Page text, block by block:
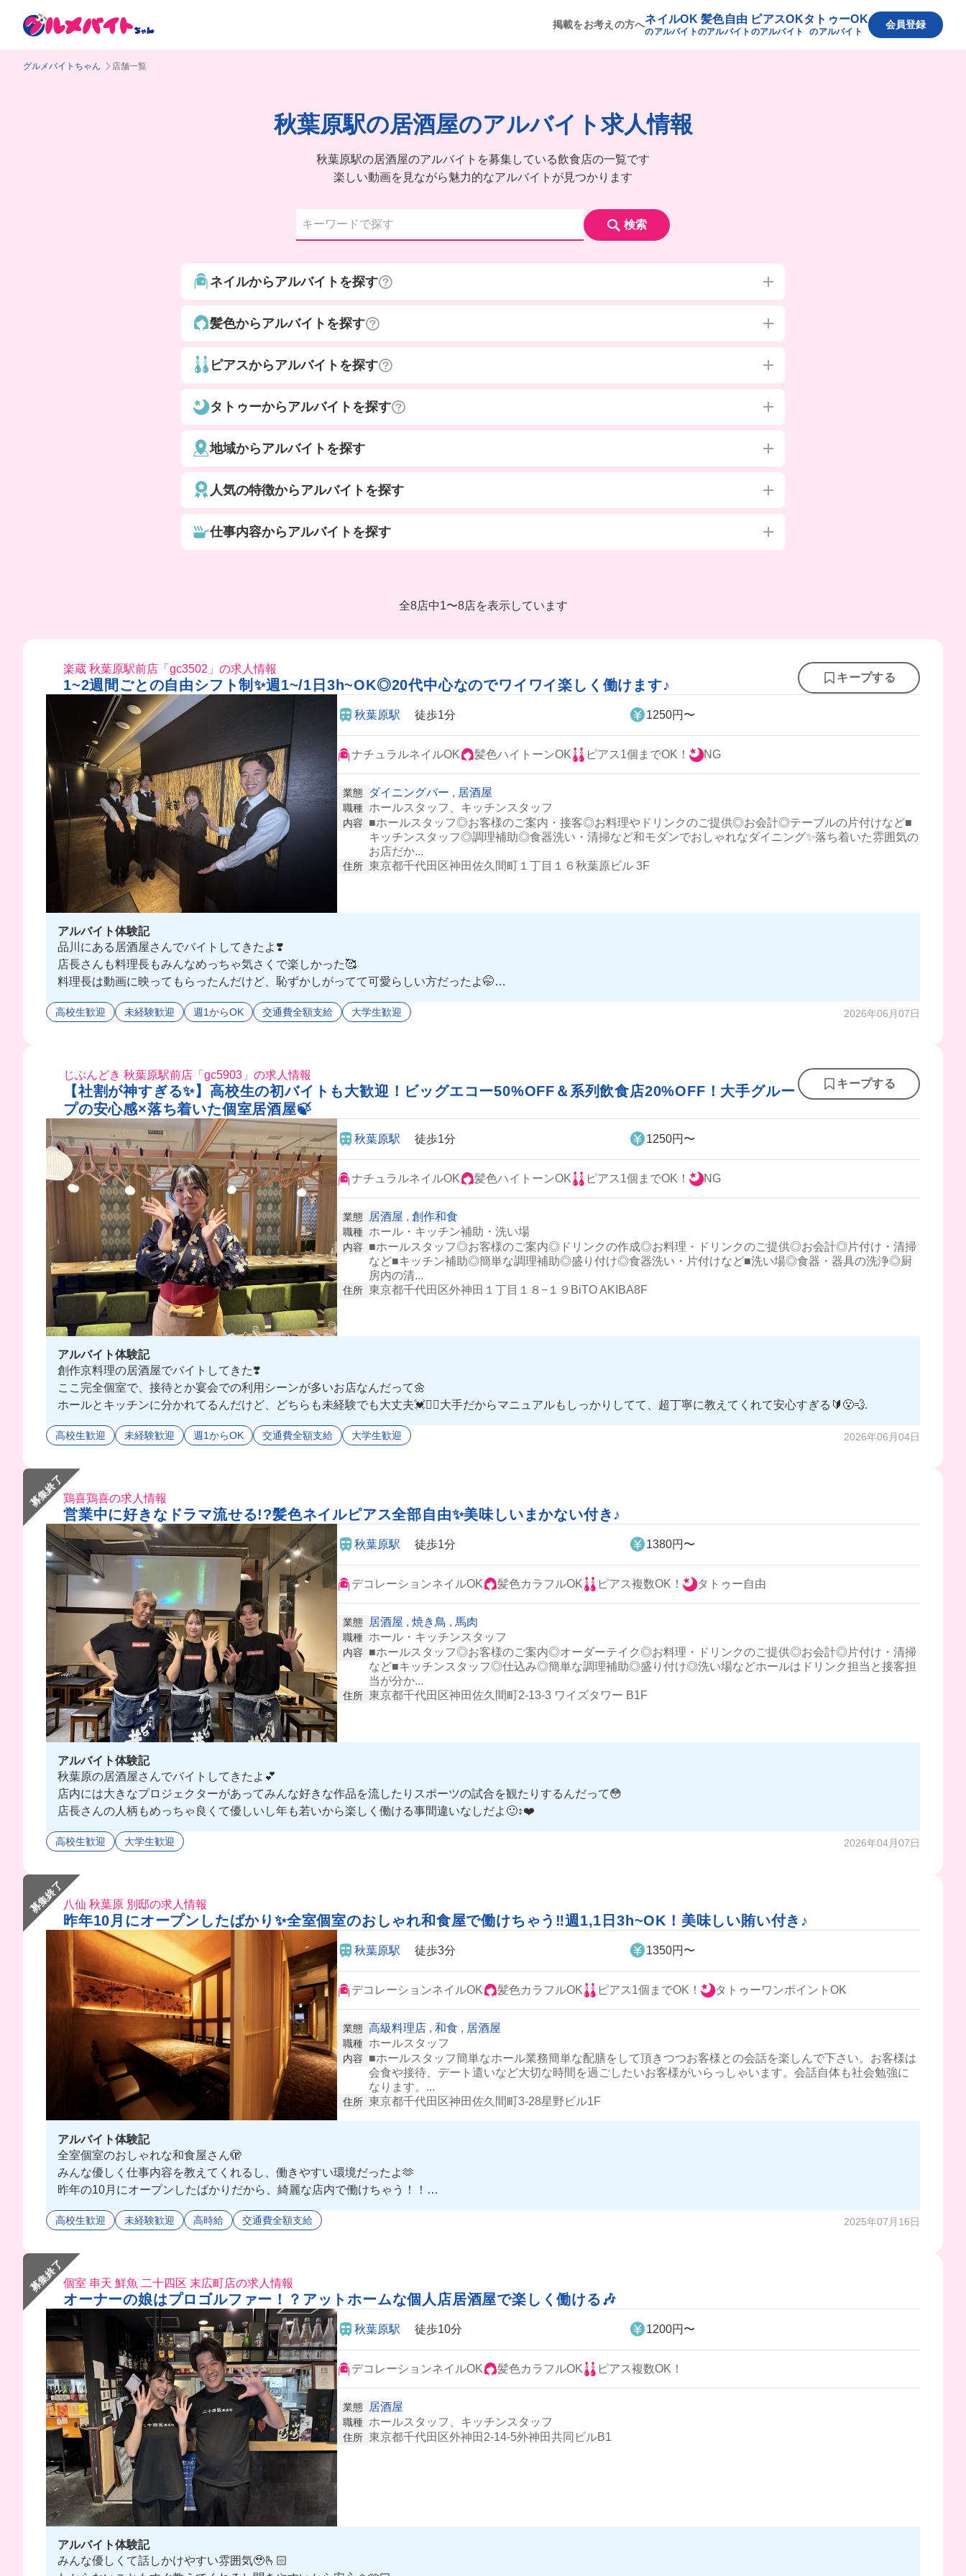
掲載をお考えの方へネイルOK
のアルバイト
髪色自由
のアルバイト
ピアスOK
のアルバイト
タトゥーOK
のアルバイト
会員登録
グルメバイトちゃん 店舗一覧
秋葉原駅の居酒屋のアルバイト求人情報
秋葉原駅の居酒屋のアルバイトを募集している飲食店の一覧です
楽しい動画を見ながら魅力的なアルバイトが見つかります
検索
ネイルからアルバイトを探す
髪色からアルバイトを探す
ピアスからアルバイトを探す
タトゥーからアルバイトを探す
地域からアルバイトを探す
人気の特徴からアルバイトを探す
仕事内容からアルバイトを探す
全8店中1〜8店を表示しています
楽蔵 秋葉原駅前店「gc3502」の求人情報
1~2週間ごとの自由シフト制✨週1~/1日3h~OK◎20代中心なのでワイワイ楽しく働けます♪ キープする
秋葉原駅 徒歩1分 1250円〜
ナチュラルネイルOK 髪色ハイトーンOK ピアス1個までOK！ NG
業態 ダイニングバー , 居酒屋
職種 ホールスタッフ、キッチンスタッフ
内容
■ホールスタッフ◎お客様のご案内・接客◎お料理やドリンクのご提供◎お会計◎テーブルの片付けなど■
キッチンスタッフ◎調理補助◎食器洗い・清掃など和モダンでおしゃれなダイニング✨落ち着いた雰囲気の
お店だか...
住所 東京都千代田区神田佐久間町１丁目１６秋葉原ビル 3F
アルバイト体験記
品川にある居酒屋さんでバイトしてきたよ❣️
店長さんも料理長もみんなめっちゃ気さくで楽しかった🥰
料理長は動画に映ってもらったんだけど、恥ずかしがってて可愛らしい方だったよ🤭
高校生歓迎 未経験歓迎 週1からOK 交通費全額支給 大学生歓迎 2026年06月07日
じぶんどき 秋葉原駅前店「gc5903」の求人情報
【社割が神すぎる✨】高校生の初バイトも大歓迎！ビッグエコー50%OFF＆系列飲食店20%OFF！大手グルー
プの安心感×落ち着いた個室居酒屋🍃
キープする
秋葉原駅 徒歩1分 1250円〜
ナチュラルネイルOK 髪色ハイトーンOK ピアス1個までOK！ NG
業態 居酒屋 , 創作和食
職種 ホール・キッチン補助・洗い場
内容
■ホールスタッフ◎お客様のご案内◎ドリンクの作成◎お料理・ドリンクのご提供◎お会計◎片付け・清掃
など■キッチン補助◎簡単な調理補助◎盛り付け◎食器洗い・片付けなど■洗い場◎食器・器具の洗浄◎厨
房内の清...
住所 東京都千代田区外神田１丁目１８−１９BiTO AKIBA8F
アルバイト体験記
創作京料理の居酒屋でバイトしてきた❣️
ここ完全個室で、接待とか宴会での利用シーンが多いお店なんだって🌼
ホールとキッチンに分かれてるんだけど、どちらも未経験でも大丈夫💓✌🏻大手だからマニュアルもしっかりしてて、超丁寧に教えてくれて安心すぎる🔰😮‍💨
みんなも応募してみない⁉️😉
高校生歓迎 未経験歓迎 週1からOK 交通費全額支給 大学生歓迎 2026年06月04日
募集終了鶏喜鶏喜の求人情報
営業中に好きなドラマ流せる!?髪色ネイルピアス全部自由✨美味しいまかない付き♪
秋葉原駅 徒歩1分 1380円〜
デコレーションネイルOK 髪色カラフルOK ピアス複数OK！ タトゥー自由
業態 居酒屋 , 焼き鳥 , 馬肉
職種 ホール・キッチンスタッフ
内容
■ホールスタッフ◎お客様のご案内◎オーダーテイク◎お料理・ドリンクのご提供◎お会計◎片付け・清掃
など■キッチンスタッフ◎仕込み◎簡単な調理補助◎盛り付け◎洗い場などホールはドリンク担当と接客担
当が分か...
住所 東京都千代田区神田佐久間町2-13-3 ワイズタワー B1F
アルバイト体験記
秋葉原の居酒屋さんでバイトしてきたよ💕
店内には大きなプロジェクターがあってみんな好きな作品を流したりスポーツの試合を観たりするんだって😳
店長さんの人柄もめっちゃ良くて優しいし年も若いから楽しく働ける事間違いなしだよ🙂‍↕️❤️
高校生歓迎 大学生歓迎 2026年04月07日
募集終了八仙 秋葉原 別邸の求人情報
昨年10月にオープンしたばかり✨全室個室のおしゃれ和食屋で働けちゃう‼️週1,1日3h~OK！美味しい賄い付き♪
秋葉原駅 徒歩3分 1350円〜
デコレーションネイルOK 髪色カラフルOK ピアス1個までOK！ タトゥーワンポイントOK
業態 高級料理店 , 和食 , 居酒屋
職種 ホールスタッフ
内容
■ホールスタッフ簡単なホール業務簡単な配膳をして頂きつつお客様との会話を楽しんで下さい。お客様は
会食や接待、デート遣いなど大切な時間を過ごしたいお客様がいらっしゃいます。会話自体も社会勉強に
なります。...
住所 東京都千代田区神田佐久間町3-28星野ビル1F
アルバイト体験記
全室個室のおしゃれな和食屋さん🫣
みんな優しく仕事内容を教えてくれるし、働きやすい環境だったよ🫶
昨年の10月にオープンしたばかりだから、綺麗な店内で働けちゃう！！
仕事終わり18:00に出勤して、21:30に退勤している方もいるみたいだから、Wワークにもおすすめできちゃう🥹
高校生歓迎 未経験歓迎 高時給 交通費全額支給 2025年07月16日
募集終了個室 串天 鮮魚 二十四区 末広町店の求人情報
オーナーの娘はプロゴルファー！？アットホームな個人店居酒屋で楽しく働ける🎶
秋葉原駅 徒歩10分 1200円〜
デコレーションネイルOK 髪色カラフルOK ピアス複数OK！
業態 居酒屋
職種 ホールスタッフ、キッチンスタッフ
住所 東京都千代田区外神田2-14-5外神田共同ビルB1
アルバイト体験記
みんな優しくて話しかけやすい雰囲気🥹🫰🏻